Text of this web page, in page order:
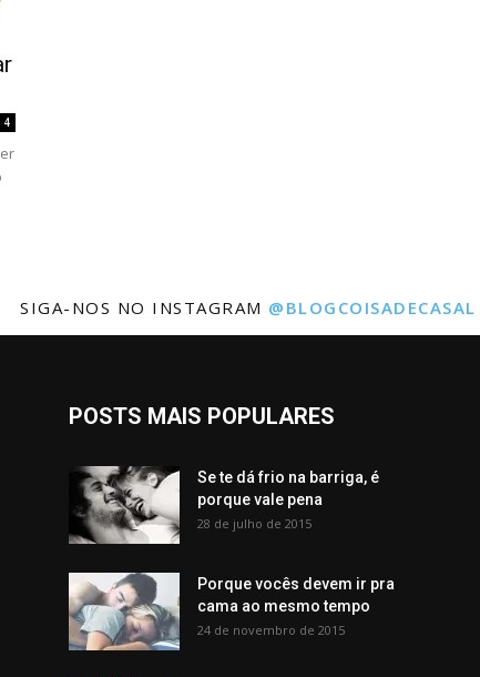
4
SIGA-NOS NO INSTAGRAM @BLOGCOISADECASAL
POSTS MAIS POPULARES
Se te dá frio na barriga, é
porque vale pena
28 de julho de 2015
Porque vocês devem ir pra
cama ao mesmo tempo
24 de novembro de 2015